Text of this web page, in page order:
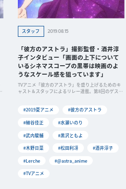
スタッフ 2019.08.15
「彼方のアストラ」撮影監督・酒井淳
子インタビュー「画面の上下について
いるシネマスコープの黒帯は映画のよ
うなスケール感を狙っています」
TVアニメ「彼方のアストラ」を盛り上げるためのキ
ャスト＆スタッフによるリレー連載。第8回のゲスト
#2019夏アニメ
#彼方のアストラ
#細谷佳正
#水瀬いのり
#武内駿輔
#黒沢ともよ
#木野日菜
#松田利冴
#酒井淳子
#Lerche
#@astra_anime
#TVアニメ